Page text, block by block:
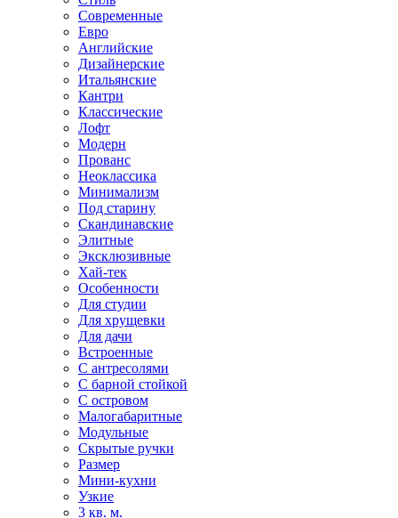
Современные
Евро
Английские
Дизайнерские
Итальянские
Кантри
Классические
Лофт
Модерн
Прованс
Неоклассика
Минимализм
Под старину
Скандинавские
Элитные
Эксклюзивные
Хай-тек
Особенности
Для студии
Для хрущевки
Для дачи
Встроенные
С антресолями
С барной стойкой
С островом
Малогабаритные
Модульные
Скрытые ручки
Размер
Мини-кухни
Узкие
3 кв. м.